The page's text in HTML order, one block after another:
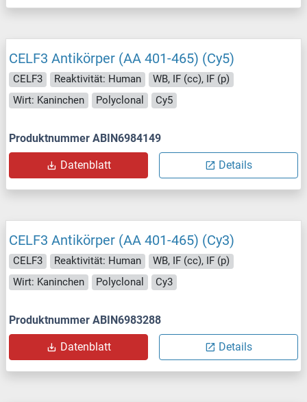
CELF3 Antikörper (AA 401-465) (Cy5)
CELF3 Reaktivität: Human
WB, IF (cc), IF (p)
Wirt: Kaninchen
Polyclonal Cy5
Produktnummer ABIN6984149
Datenblatt Details
CELF3 Antikörper (AA 401-465) (Cy3)
CELF3 Reaktivität: Human
WB, IF (cc), IF (p)
Wirt: Kaninchen
Polyclonal Cy3
Produktnummer ABIN6983288
Datenblatt Details